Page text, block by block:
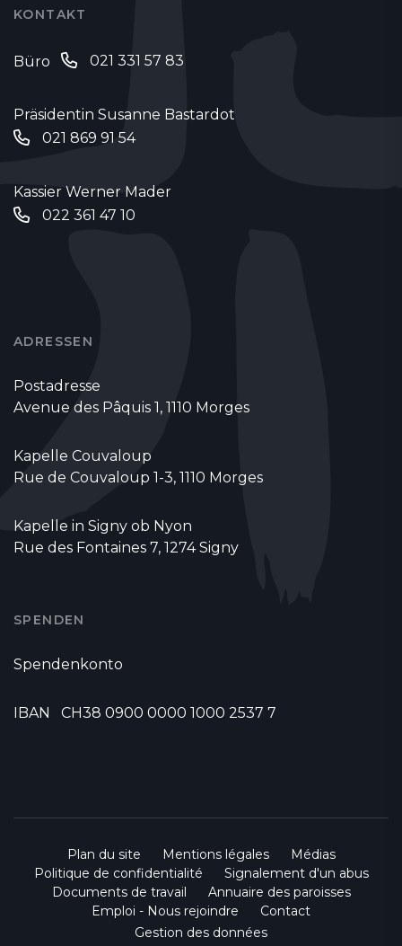
KONTAKT
Büro 021 331 57 83
Präsidentin Susanne Bastardot
021 869 91 54
Kassier Werner Mader
022 361 47 10
ADRESSEN
Postadresse
Avenue des Pâquis 1, 1110 Morges
Kapelle Couvaloup
Rue de Couvaloup 1-3, 1110 Morges
Kapelle in Signy ob Nyon
Rue des Fontaines 7, 1274 Signy
SPENDEN
Spendenkonto
IBAN CH38 0900 0000 1000 2537 7
Plan du site Mentions légales
Médias
Politique de confidentialité
Signalement d'un abus
Documents de travail
Annuaire des paroisses
Emploi - Nous rejoindre
Contact
Gestion des données